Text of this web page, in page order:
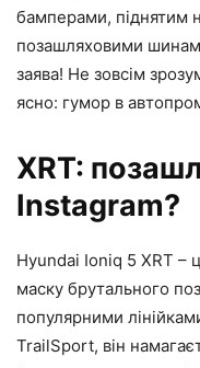
бамперами, піднятим
позашляховими
заява! Не зовсім
ясно: гумор в
XRT:
Instagram?
Hyundai Ioniq 5 XRT –
маску брутального
популярними
TrailSport, він